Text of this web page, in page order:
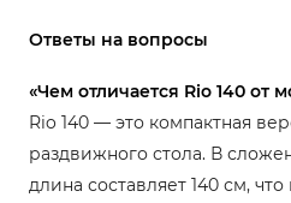
Ответы на вопросы
«Чем отличается Rio 140 от
Rio 140 — это компактная
раздвижного стола. В
длина составляет 140 см,